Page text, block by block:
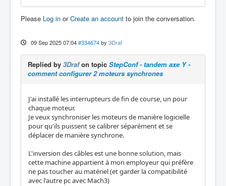
Please Log in orCreate an account to join the conversation.
09 Sep 2025 07:04 #334674 by 3Draf
Replied by 3Drafon topic StepConf - tandem axe Y -
comment configurer 2 moteurs synchrones
J'ai installé les interrupteurs de fin de course, un pour
chaque moteur.
Je veux synchroniser les moteurs de manière logicielle
pour qu'ils puissent se calibrer séparément et se
déplacer de manière synchrone.
L'inversion des câbles est une bonne solution, mais
cette machine appartient à mon employeur qui préfère
ne pas toucher au matériel (et garder la compatibilité
avec l'autre pc avec Mach3)